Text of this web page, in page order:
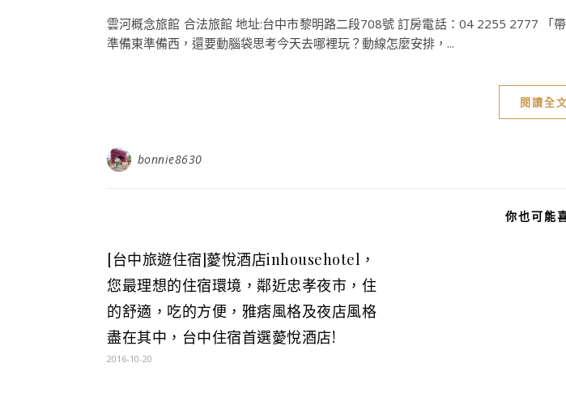
雲河概念旅館 合法旅館 地址:台中市黎明路二段708號 訂房電話：04 2255 2777 「
準備東準備西，還要動腦袋思考今天去哪裡玩？動線怎麼安排，...
閱讀全文
bonnie8630
你也可能
[台中旅遊住宿]薆悅酒店inhousehotel，
您最理想的住宿環境，鄰近忠孝夜市，住
的舒適，吃的方便，雅痞風格及夜店風格
盡在其中，台中住宿首選薆悅酒店!
2016-10-20